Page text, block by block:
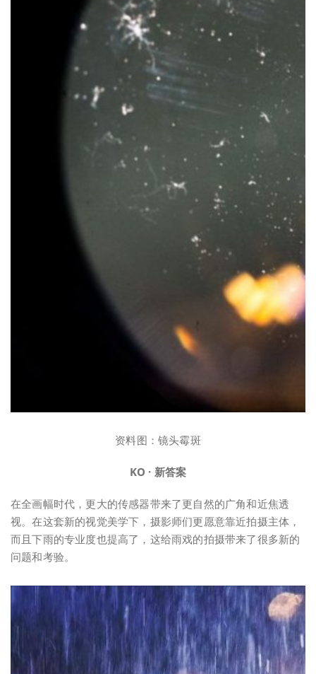
资料图：镜头霉斑
KO · 新答案
在全画幅时代，更大的传感器带来了更自然的广角和近焦透
视。在这套新的视觉美学下，摄影师们更愿意靠近拍摄主体，
而且下雨的专业度也提高了，这给雨戏的拍摄带来了很多新的
问题和考验。